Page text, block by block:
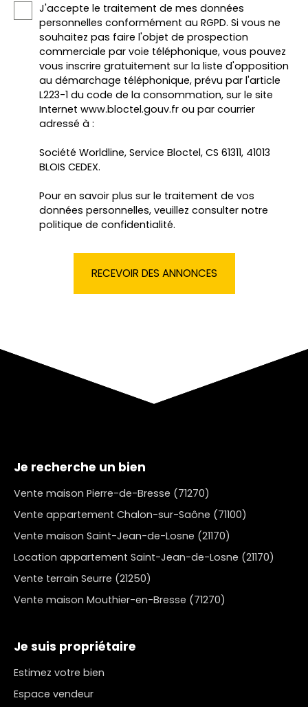
J'accepte le traitement de mes données
personnelles conformément au RGPD. Si vous ne
souhaitez pas faire l'objet de prospection
commerciale par voie téléphonique, vous pouvez
vous inscrire gratuitement sur la liste d'opposition
au démarchage téléphonique, prévu par l'article
L223-1 du code de la consommation, sur le site
Internet www.bloctel.gouv.fr ou par courrier
adressé à :
Société Worldline, Service Bloctel, CS 61311, 41013
BLOIS CEDEX.
Pour en savoir plus sur le traitement de vos
données personnelles, veuillez consulter notre
politique de confidentialité.
RECEVOIR DES ANNONCES
Je recherche un bien
Vente maison Pierre-de-Bresse (71270)
Vente appartement Chalon-sur-Saône (71100)
Vente maison Saint-Jean-de-Losne (21170)
Location appartement Saint-Jean-de-Losne (21170)
Vente terrain Seurre (21250)
Vente maison Mouthier-en-Bresse (71270)
Je suis propriétaire
Estimez votre bien
Espace vendeur